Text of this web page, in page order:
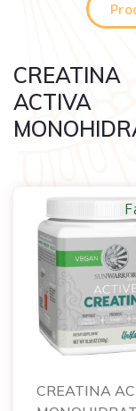
CREATINA
ACTIVA
CREATINA